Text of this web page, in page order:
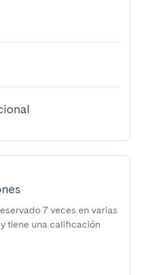
7 veces en varias
tiene una calificación